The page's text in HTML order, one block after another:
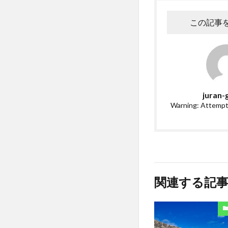
この記事
juran-
Warning:
関連する記事